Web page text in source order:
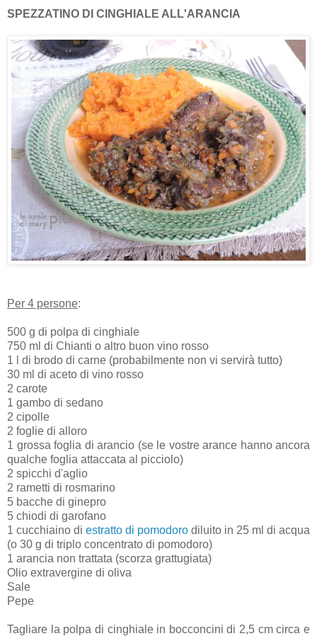
SPEZZATINO DI CINGHIALE ALL'ARANCIA
Per 4 persone:
500 g di polpa di cinghiale
750 ml di Chianti o altro buon vino rosso
1 l di brodo di carne (probabilmente non vi servirà tutto)
30 ml di aceto di vino rosso
2 carote
1 gambo di sedano
2 cipolle
2 foglie di alloro
1 grossa foglia di arancio (se le vostre arance hanno ancora
qualche foglia attaccata al picciolo)
2 spicchi d'aglio
2 rametti di rosmarino
5 bacche di ginepro
5 chiodi di garofano
1 cucchiaino di estratto di pomodoro diluito in 25 ml di acqua
(o 30 g di triplo concentrato di pomodoro)
1 arancia non trattata (scorza grattugiata)
Olio extravergine di oliva
Sale
Pepe
Tagliare la polpa di cinghiale in bocconcini di 2,5 cm circa e